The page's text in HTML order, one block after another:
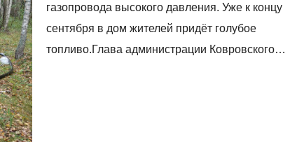
газопровода высокого давления. Уже к концу
сентября в дом жителей придёт голубое
топливо.Глава администрации Ковровского…